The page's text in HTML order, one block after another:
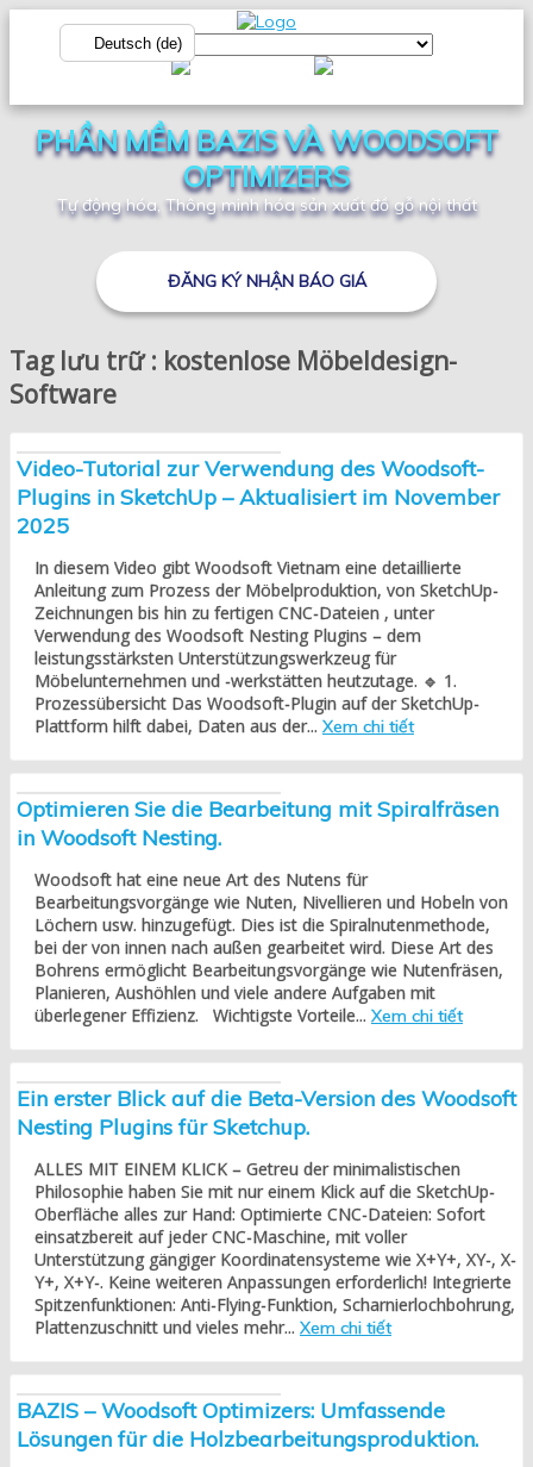
PHẦN MỀM BAZIS VÀ WOODSOFT
OPTIMIZERS
Tự động hóa, Thông minh hóa sản xuất đồ gỗ nội thất
ĐĂNG KÝ NHẬN BÁO GIÁ
Tag lưu trữ : kostenlose Möbeldesign-
Software
Video-Tutorial zur Verwendung des Woodsoft-
Plugins in SketchUp – Aktualisiert im November
2025
In diesem Video gibt Woodsoft Vietnam eine detaillierte
Anleitung zum Prozess der Möbelproduktion, von SketchUp-
Zeichnungen bis hin zu fertigen CNC-Dateien , unter
Verwendung des Woodsoft Nesting Plugins – dem
leistungsstärksten Unterstützungswerkzeug für
Möbelunternehmen und -werkstätten heutzutage. 🔹 1.
Prozessübersicht Das Woodsoft-Plugin auf der SketchUp-
Plattform hilft dabei, Daten aus der... Xem chi tiết
Optimieren Sie die Bearbeitung mit Spiralfräsen
in Woodsoft Nesting.
Woodsoft hat eine neue Art des Nutens für
Bearbeitungsvorgänge wie Nuten, Nivellieren und Hobeln von
Löchern usw. hinzugefügt. Dies ist die Spiralnutenmethode,
bei der von innen nach außen gearbeitet wird. Diese Art des
Bohrens ermöglicht Bearbeitungsvorgänge wie Nutenfräsen,
Planieren, Aushöhlen und viele andere Aufgaben mit
überlegener Effizienz. Wichtigste Vorteile... Xem chi tiết
Ein erster Blick auf die Beta-Version des Woodsoft
Nesting Plugins für Sketchup.
ALLES MIT EINEM KLICK – Getreu der minimalistischen
Philosophie haben Sie mit nur einem Klick auf die SketchUp-
Oberfläche alles zur Hand: Optimierte CNC-Dateien: Sofort
einsatzbereit auf jeder CNC-Maschine, mit voller
Unterstützung gängiger Koordinatensysteme wie X+Y+, XY-, X-
Y+, X+Y-. Keine weiteren Anpassungen erforderlich! Integrierte
Spitzenfunktionen: Anti-Flying-Funktion, Scharnierlochbohrung,
Plattenzuschnitt und vieles mehr... Xem chi tiết
BAZIS – Woodsoft Optimizers: Umfassende
Lösungen für die Holzbearbeitungsproduktion.
Deutsch (de)